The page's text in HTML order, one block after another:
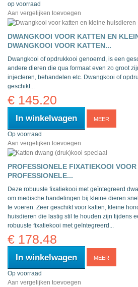
op voorraad
Aan vergelijken toevoegen
DWANGKOOI VOOR KATTEN EN
DWANGKOOI VOOR KATTEN...
Dwangkooi of opdrukkooi genoemd, is een
andere dieren die qua formaat even zo groot
injecteren, behandelen etc. Dwangkooi of
geschikt...
€ 145.20
In winkelwagen MEER
Op voorraad
Aan vergelijken toevoegen
PROFESSIONELE FIXATIEKOOI
PROFESSIONELE...
Deze robuuste fixatiekooi met geïntegreerd
om medische handelingen bij kleine dieren
te voeren. Zeer geschikt voor katten, kleine
huisdieren die lastig stil te houden zijn tijdens
robuuste fixatiekooi met geïntegreerd...
€ 178.48
In winkelwagen MEER
Op voorraad
Aan vergelijken toevoegen